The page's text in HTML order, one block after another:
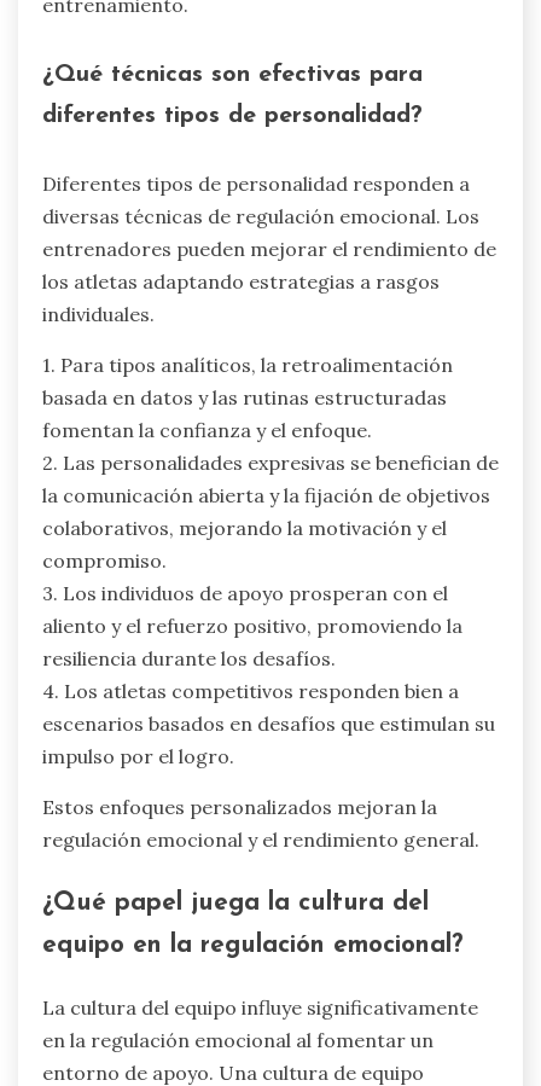
¿Qué técnicas son efectivas para
diferentes tipos de personalidad?
Diferentes tipos de personalidad responden a
diversas técnicas de regulación emocional. Los
entrenadores pueden mejorar el rendimiento de
los atletas adaptando estrategias a rasgos
individuales.
1. Para tipos analíticos, la retroalimentación
basada en datos y las rutinas estructuradas
fomentan la confianza y el enfoque.
2. Las personalidades expresivas se benefician de
la comunicación abierta y la fijación de objetivos
colaborativos, mejorando la motivación y el
compromiso.
3. Los individuos de apoyo prosperan con el
aliento y el refuerzo positivo, promoviendo la
resiliencia durante los desafíos.
4. Los atletas competitivos responden bien a
escenarios basados en desafíos que estimulan su
impulso por el logro.
Estos enfoques personalizados mejoran la
regulación emocional y el rendimiento general.
¿Qué papel juega la cultura del
equipo en la regulación emocional?
La cultura del equipo influye significativamente
en la regulación emocional al fomentar un
entorno de apoyo. Una cultura de equipo